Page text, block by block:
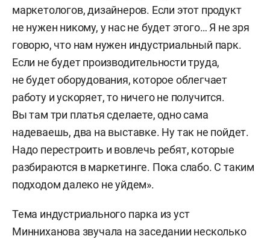
маркетологов, дизайнеров. Если этот продукт
не нужен никому, у нас не будет этого… Я не зря
говорю, что нам нужен индустриальный парк.
Если не будет производительности труда,
не будет оборудования, которое облегчает
работу и ускоряет, то ничего не получится.
Вы там три платья сделаете, одно сама
надеваешь, два на выставке. Ну так не пойдет.
Надо перестроить и вовлечь ребят, которые
разбираются в маркетинге. Пока слабо. С таким
подходом далеко не уйдем».
Тема индустриального парка из уст
Минниханова звучала на заседании несколько